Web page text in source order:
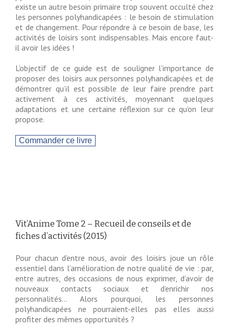
existe un autre besoin primaire trop souvent occulté chez
les personnes polyhandicapées : le besoin de stimulation
et de changement. Pour répondre à ce besoin de base, les
activités de loisirs sont indispensables. Mais encore faut-
il avoir les idées !
L’objectif de ce guide est de souligner l’importance de
proposer des loisirs aux personnes polyhandicapées et de
démontrer qu’il est possible de leur faire prendre part
activement à ces activités, moyennant quelques
adaptations et une certaine réflexion sur ce qu’on leur
propose.
Vit’Anime Tome 2 – Recueil de conseils et de
fiches d’activités (2015)
Pour chacun d’entre nous, avoir des loisirs joue un rôle
essentiel dans l’amélioration de notre qualité de vie : par,
entre autres, des occasions de nous exprimer, d’avoir de
nouveaux contacts sociaux et d’enrichir nos
personnalités… Alors pourquoi, les personnes
polyhandicapées ne pourraient-elles pas elles aussi
profiter des mêmes opportunités ?